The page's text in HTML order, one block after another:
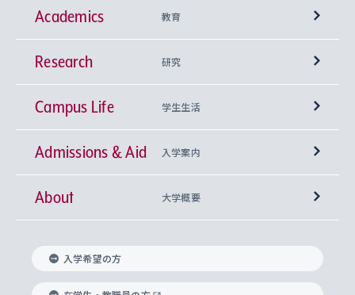
Academics 教育
学部
神学部
文学部
総合人間科学部
経済学部
興味から学科を探す
上智大学の全学共通教育
基盤教育センター
キリスト教人間学
身体知
上智大学の語学教育
言語教育研究センター
上智大学のグローバル教育
グローバル教育センター
学びのサポート
Research 研究
研究所 等
キリスト教文化研究所
中世思想研究所
国際言語情報研究所
Sophia Open Research Weeks (SORW)
産官学連携
知的財産
研究支援制度
Campus Life 学生生活
学期区分と授業時間割
課外活動
課外教育プログラム
ボランティア活動
グローバルな学びのコミュニティ
学生の相談窓口
Admissions & Aid 入学案内
上智大学で取得できる学位
入れの方針）
About 大学概要
理事長・学長メッセージ
学長・副学長紹介
上智大学の精神
入学希望の方